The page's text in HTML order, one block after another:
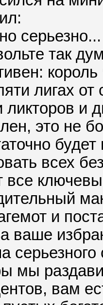
серьезно...
так
лигах
ликторов и
это не
всех
все
и
ваше
мы
вам